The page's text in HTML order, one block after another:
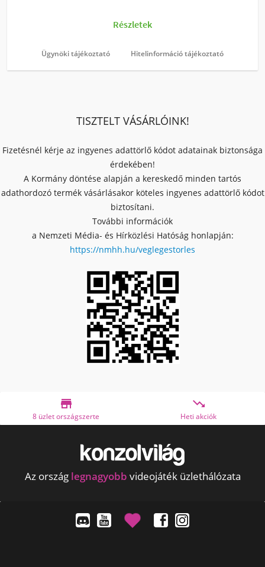
Ügynöki tájékoztató Hitelinformáció tájékoztató
TISZTELT VÁSÁRLÓINK!
Fizetésnél kérje az ingyenes adattörlő kódot adatainak biztonsága
érdekében!
A Kormány döntése alapján a kereskedő minden tartós
adathordozó termék vásárlásakor köteles ingyenes adattörlő kódot
biztosítani.
További információk
a Nemzeti Média- és Hírközlési Hatóság honlapján:
https://nmhh.hu/veglegestorles

8 üzlet országszerte

Heti akciók
Az ország legnagyobb videojáték üzlethálózata